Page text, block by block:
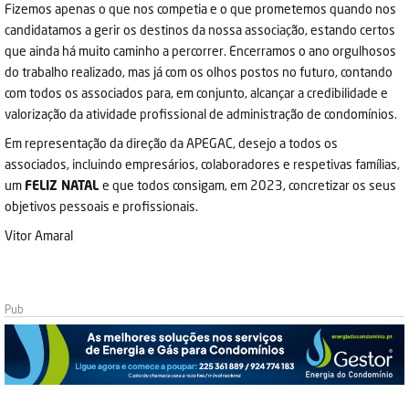
Fizemos apenas o que nos competia e o que prometemos quando nos
candidatamos a gerir os destinos da nossa associação, estando certos
que ainda há muito caminho a percorrer. Encerramos o ano orgulhosos
do trabalho realizado, mas já com os olhos postos no futuro, contando
com todos os associados para, em conjunto, alcançar a credibilidade e
valorização da atividade profissional de administração de condomínios.
Em representação da direção da APEGAC, desejo a todos os
associados, incluindo empresários, colaboradores e respetivas famílias,
um FELIZ NATAL e que todos consigam, em 2023, concretizar os seus
objetivos pessoais e profissionais.
Vitor Amaral